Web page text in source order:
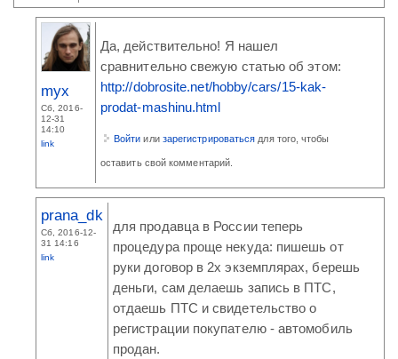
myx
Сб, 2016-
12-31
14:10
link
Да, действительно! Я нашел
сравнительно свежую статью об этом:
http://dobrosite.net/hobby/cars/15-kak-
prodat-mashinu.html
Войти или зарегистрироваться для того, чтобы
оставить свой комментарий.
prana_dk
Сб, 2016-12-
31 14:16
link
для продавца в России теперь
процедура проще некуда: пишешь от
руки договор в 2х экземплярах, берешь
деньги, сам делаешь запись в ПТС,
отдаешь ПТС и свидетельство о
регистрации покупателю - автомобиль
продан.